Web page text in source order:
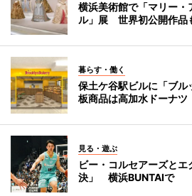
横浜美術館で「マリー・
ル」展 世界初公開作品
暮らす・働く
保土ケ谷駅ビルに「ブ
板商品は高加水ドーナツ
見る・遊ぶ
ビー・コルセアーズと
決」 横浜BUNTAIで